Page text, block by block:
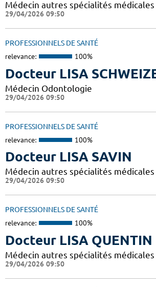
Médecin autres spécialités médicales
29/04/2026 09:50
PROFESSIONNELS DE SANTÉ
relevance: 100%
Docteur LISA
Médecin Odontologie
29/04/2026 09:50
PROFESSIONNELS DE SANTÉ
relevance: 100%
Docteur LISA SAVIN
Médecin autres spécialités médicales
29/04/2026 09:50
PROFESSIONNELS DE SANTÉ
relevance: 100%
Docteur LISA QUENTIN
Médecin autres spécialités médicales
29/04/2026 09:50